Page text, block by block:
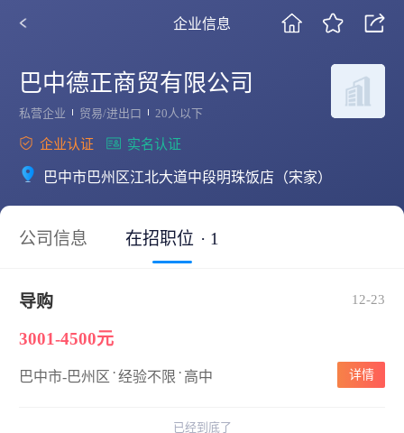
企业信息
巴中德正商贸有限公司
私营企业 贸易/进出口 20人以下
企业认证 实名认证
巴中市巴州区江北大道中段明珠饭店（宋家）
公司信息 在招职位 · 1
导购 12-23
3001-4500元
巴中市-巴州区 ·经验不限 · 高中 详情
已经到底了